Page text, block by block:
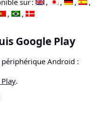
sur :
Google Play
Android :
y.